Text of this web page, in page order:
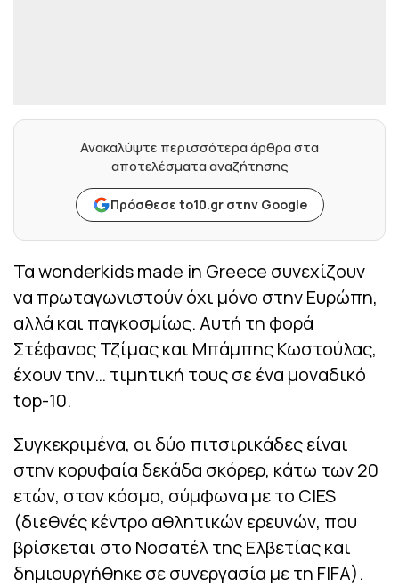
Ανακαλύψτε περισσότερα άρθρα στα
αποτελέσματα αναζήτησης
Πρόσθεσε to10.gr στην Google
Τα wonderkids made in Greece συνεχίζουν
να πρωταγωνιστούν όχι μόνο στην Ευρώπη,
αλλά και παγκοσμίως. Αυτή τη φορά
Στέφανος Τζίμας και Μπάμπης Κωστούλας,
έχουν την… τιμητική τους σε ένα μοναδικό
top-10.
Συγκεκριμένα, οι δύο πιτσιρικάδες είναι
στην κορυφαία δεκάδα σκόρερ, κάτω των 20
ετών, στον κόσμο, σύμφωνα με το CIES
(διεθνές κέντρο αθλητικών ερευνών, που
βρίσκεται στο Νοσατέλ της Ελβετίας και
δημιουργήθηκε σε συνεργασία με τη FIFA).